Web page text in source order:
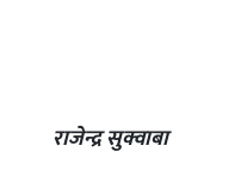
राजेन्द्र सुक्वाबा